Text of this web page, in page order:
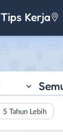
Tips Kerja
5 Tahun Lebih